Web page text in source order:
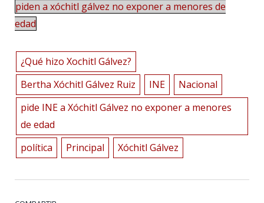
piden a xóchitl gálvez no exponer a menores de
edad
¿Qué hizo Xochitl Gálvez?
Bertha Xóchitl Gálvez Ruiz
INE
Nacional
pide INE a Xóchitl Gálvez no exponer a menores
de edad
política
Principal Xóchitl Gálvez